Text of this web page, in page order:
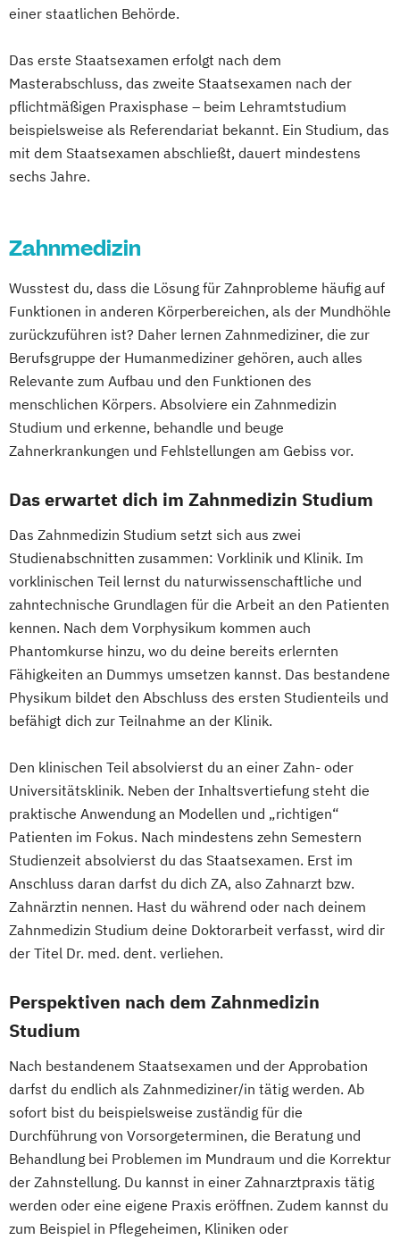
einer staatlichen Behörde.
Das erste Staatsexamen erfolgt nach dem
Masterabschluss, das zweite Staatsexamen nach der
pflichtmäßigen Praxisphase – beim Lehramtstudium
beispielsweise als Referendariat bekannt. Ein Studium, das
mit dem Staatsexamen abschließt, dauert mindestens
sechs Jahre.
Zahnmedizin
Wusstest du, dass die Lösung für Zahnprobleme häufig auf
Funktionen in anderen Körperbereichen, als der Mundhöhle
zurückzuführen ist? Daher lernen Zahnmediziner, die zur
Berufsgruppe der Humanmediziner gehören, auch alles
Relevante zum Aufbau und den Funktionen des
menschlichen Körpers. Absolviere ein Zahnmedizin
Studium und erkenne, behandle und beuge
Zahnerkrankungen und Fehlstellungen am Gebiss vor.
Das erwartet dich im Zahnmedizin Studium
Das Zahnmedizin Studium setzt sich aus zwei
Studienabschnitten zusammen: Vorklinik und Klinik. Im
vorklinischen Teil lernst du naturwissenschaftliche und
zahntechnische Grundlagen für die Arbeit an den Patienten
kennen. Nach dem Vorphysikum kommen auch
Phantomkurse hinzu, wo du deine bereits erlernten
Fähigkeiten an Dummys umsetzen kannst. Das bestandene
Physikum bildet den Abschluss des ersten Studienteils und
befähigt dich zur Teilnahme an der Klinik.
Den klinischen Teil absolvierst du an einer Zahn- oder
Universitätsklinik. Neben der Inhaltsvertiefung steht die
praktische Anwendung an Modellen und „richtigen“
Patienten im Fokus. Nach mindestens zehn Semestern
Studienzeit absolvierst du das Staatsexamen. Erst im
Anschluss daran darfst du dich ZA, also Zahnarzt bzw.
Zahnärztin nennen. Hast du während oder nach deinem
Zahnmedizin Studium deine Doktorarbeit verfasst, wird dir
der Titel Dr. med. dent. verliehen.
Perspektiven nach dem Zahnmedizin
Studium
Nach bestandenem Staatsexamen und der Approbation
darfst du endlich als Zahnmediziner/in tätig werden. Ab
sofort bist du beispielsweise zuständig für die
Durchführung von Vorsorgeterminen, die Beratung und
Behandlung bei Problemen im Mundraum und die Korrektur
der Zahnstellung. Du kannst in einer Zahnarztpraxis tätig
werden oder eine eigene Praxis eröffnen. Zudem kannst du
zum Beispiel in Pflegeheimen, Kliniken oder